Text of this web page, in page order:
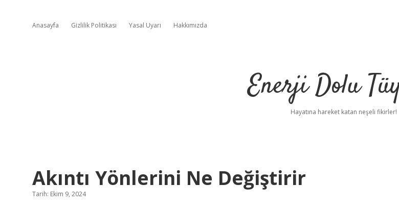
Anasayfa Gizlilik Politikası Yasal Uyarı Hakkımızda
Enerji Dolu
Hayatına hareket katan neşeli fikirler!
Akıntı Yönlerini Ne Değiştirir
Tarih: Ekim 9, 2024